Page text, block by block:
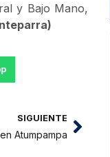
y Bajo Mano,
SIGUIENTE
Atumpampa